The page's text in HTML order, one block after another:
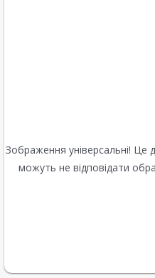
Зображення універсальні! Це
можуть не відповідати